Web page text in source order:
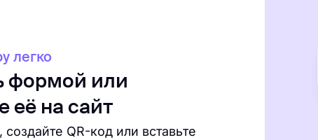
формой или
её на сайт
легко
QR-код или вставьте